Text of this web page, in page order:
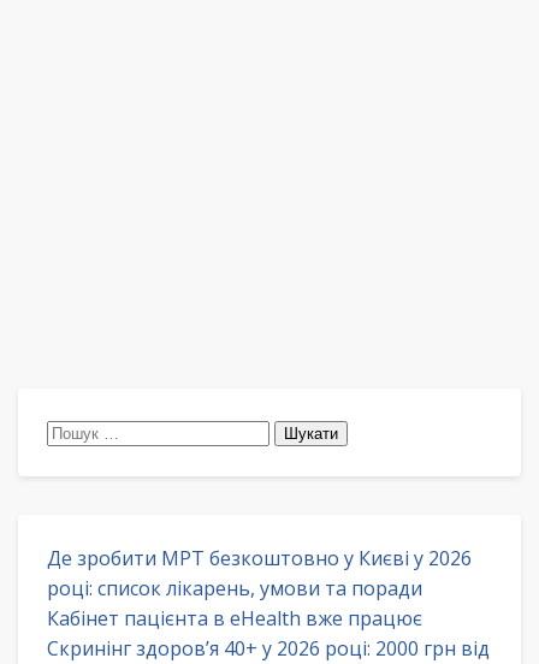
Пошук:
Де зробити МРТ безкоштовно у Києві у 2026
році: список лікарень, умови та поради
Кабінет пацієнта в eHealth вже працює
Скринінг здоров’я 40+ у 2026 році: 2000 грн від